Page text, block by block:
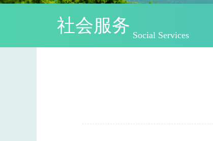
社会服务 Social Services